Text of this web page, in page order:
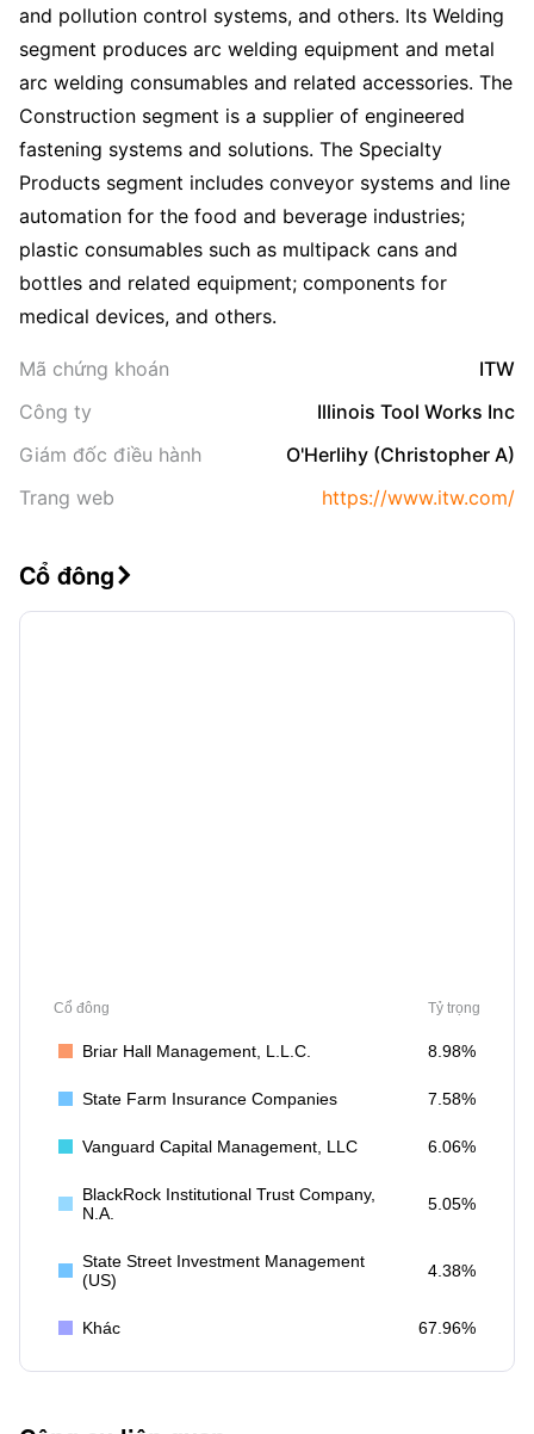
and pollution control systems, and others. Its Welding
segment produces arc welding equipment and metal
arc welding consumables and related accessories. The
Construction segment is a supplier of engineered
fastening systems and solutions. The Specialty
Products segment includes conveyor systems and line
automation for the food and beverage industries;
plastic consumables such as multipack cans and
bottles and related equipment; components for
medical devices, and others.
Mã chứng khoán
ITW
Công ty
Illinois Tool Works Inc
Giám đốc điều hành
O'Herlihy (Christopher A)
Trang web
https://www.itw.com/
Cổ đông 
Cổ đông Tỷ trọng
Briar Hall Management, L.L.C. 8.98%
State Farm Insurance Companies 7.58%
Vanguard Capital Management, LLC 6.06%
BlackRock Institutional Trust Company,
N.A.
5.05%
State Street Investment Management
(US)
4.38%
Khác 67.96%